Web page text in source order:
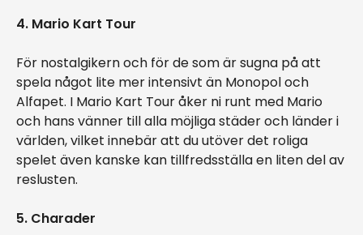
4. Mario Kart Tour
För nostalgikern och för de som är sugna på att
spela något lite mer intensivt än Monopol och
Alfapet. I Mario Kart Tour åker ni runt med Mario
och hans vänner till alla möjliga städer och länder i
världen, vilket innebär att du utöver det roliga
spelet även kanske kan tillfredsställa en liten del av
reslusten.
5. Charader